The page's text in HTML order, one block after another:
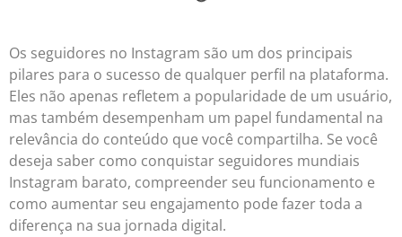
Os seguidores no Instagram são um dos principais
pilares para o sucesso de qualquer perfil na plataforma.
Eles não apenas refletem a popularidade de um usuário,
mas também desempenham um papel fundamental na
relevância do conteúdo que você compartilha. Se você
deseja saber como conquistar seguidores mundiais
Instagram barato, compreender seu funcionamento e
como aumentar seu engajamento pode fazer toda a
diferença na sua jornada digital.